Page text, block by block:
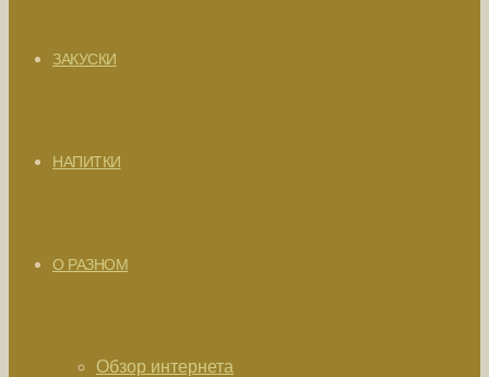
ЗАКУСКИ
НАПИТКИ
О РАЗНОМ
Обзор интернета